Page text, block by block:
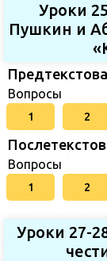
Уроки
Пушкин и
Вопросы
1 2
Вопросы
1 2
Уроки 27-